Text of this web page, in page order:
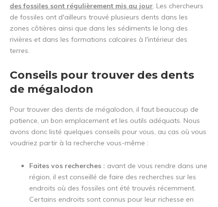
des fossiles sont régulièrement mis au jour. Les chercheurs
de fossiles ont d'ailleurs trouvé plusieurs dents dans les
zones côtières ainsi que dans les sédiments le long des
rivières et dans les formations calcaires à l'intérieur des
terres.
Conseils pour trouver des dents
de mégalodon
Pour trouver des dents de mégalodon, il faut beaucoup de
patience, un bon emplacement et les outils adéquats. Nous
avons donc listé quelques conseils pour vous, au cas où vous
voudriez partir à la recherche vous-même :
Faites vos recherches : avant de vous rendre dans une
région, il est conseillé de faire des recherches sur les
endroits où des fossiles ont été trouvés récemment.
Certains endroits sont connus pour leur richesse en